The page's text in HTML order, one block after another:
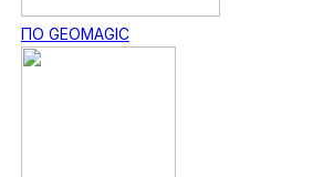
ПО GEOMAGIC